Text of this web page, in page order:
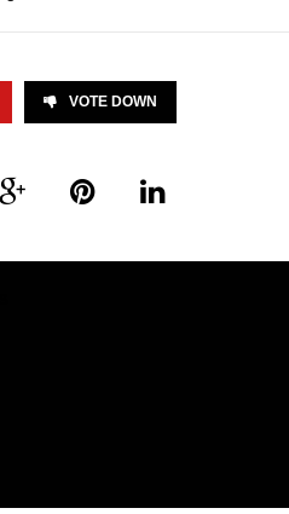
VOTE DOWN